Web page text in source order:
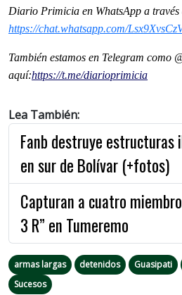
Diario Primicia en WhatsApp a través
https://chat.whatsapp.com/
También estamos en Telegram como
aquí:https://t.me/diarioprimicia
Lea También:
Fanb destruye estructuras
en sur de Bolívar (+fotos)
Capturan a cuatro
3 R” en Tumeremo
armas largas detenidos Guasipati
Sucesos